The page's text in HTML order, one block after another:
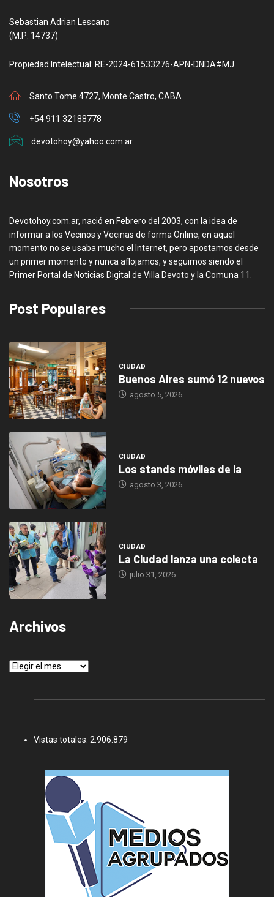
Sebastian Adrian Lescano
(M.P: 14737)
Propiedad Intelectual: RE-2024-61533276-APN-DNDA#MJ
Santo Tome 4727, Monte Castro, CABA
+54 911 32188778
devotohoy@yahoo.com.ar
Nosotros
Devotohoy.com.ar, nació en Febrero del 2003, con la idea de
informar a los Vecinos y Vecinas de forma Online, en aquel
momento no se usaba mucho el Internet, pero apostamos desde
un primer momento y nunca aflojamos, y seguimos siendo el
Primer Portal de Noticias Digital de Villa Devoto y la Comuna 11.
Post Populares
CIUDAD
Buenos Aires sumó 12 nuevos
agosto 5, 2026
CIUDAD
Los stands móviles de la
agosto 3, 2026
CIUDAD
La Ciudad lanza una colecta
julio 31, 2026
Archivos
Archivos
Vistas totales: 2.906.879